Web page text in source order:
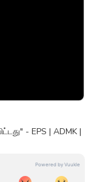
- EPS | ADMK |